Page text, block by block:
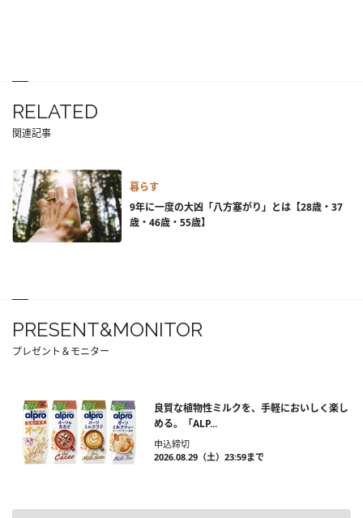
RELATED
関連記事
暮らす
9年に一度の大凶「八方塞がり」とは【28歳・37
歳・46歳・55歳】
PRESENT&MONITOR
プレゼント＆モニター
良質な植物性ミルクを、手軽においしく楽し
める。「ALP...
申込締切
2026.08.29（土）23:59まで